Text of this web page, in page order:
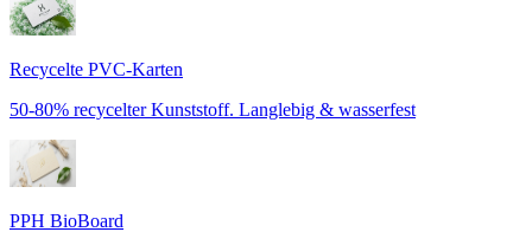
Recycelte PVC-Karten
50-80% recycelter Kunststoff. Langlebig & wasserfest
PPH BioBoard